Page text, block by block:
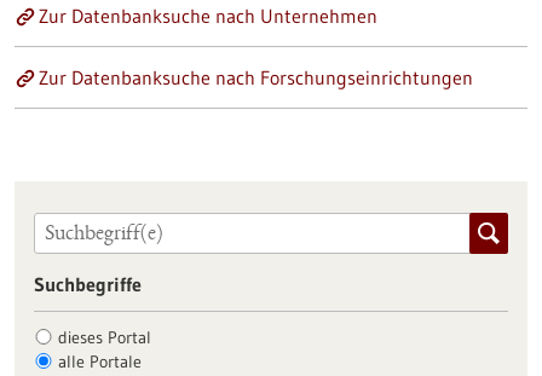
Zur Datenbanksuche nach Unternehmen
Zur Datenbanksuche nach Forschungseinrichtungen
Suchbegriffe
dieses Portal
alle Portale